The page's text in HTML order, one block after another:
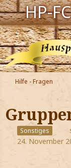
HP-
Harry
Der HP-
Hilfe - Fragen
Sonstiges
24. November